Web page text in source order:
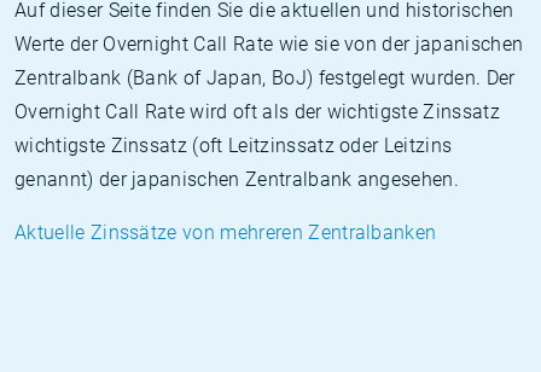
Auf dieser Seite finden Sie die aktuellen und historischen
Werte der Overnight Call Rate wie sie von der japanischen
Zentralbank (Bank of Japan, BoJ) festgelegt wurden. Der
Overnight Call Rate wird oft als der wichtigste Zinssatz
wichtigste Zinssatz (oft Leitzinssatz oder Leitzins
genannt) der japanischen Zentralbank angesehen.
Aktuelle Zinssätze von mehreren Zentralbanken